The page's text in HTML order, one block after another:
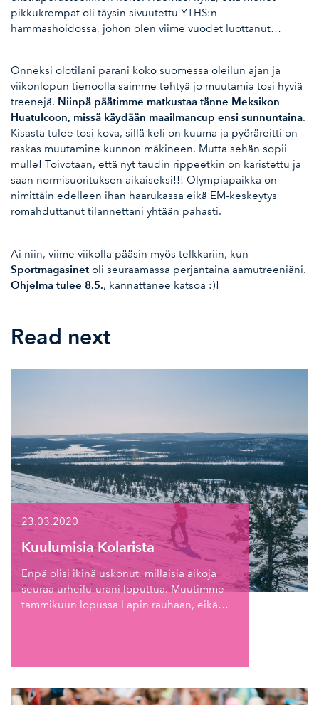
pikkukrempat oli täysin sivuutettu YTHS:n
hammashoidossa, johon olen viime vuodet luottanut…
Onneksi olotilani parani koko suomessa oleilun ajan ja
viikonlopun tienoolla saimme tehtyä jo muutamia tosi hyviä
treenejä. Niinpä päätimme matkustaa tänne Meksikon
Huatulcoon, missä käydään maailmancup ensi sunnuntaina.
Kisasta tulee tosi kova, sillä keli on kuuma ja pyöräreitti on
raskas muutamine kunnon mäkineen. Mutta sehän sopii
mulle! Toivotaan, että nyt taudin rippeetkin on karistettu ja
saan normisuorituksen aikaiseksi!!! Olympiapaikka on
nimittäin edelleen ihan haarukassa eikä EM-keskeytys
romahduttanut tilannettani yhtään pahasti.
Ai niin, viime viikolla pääsin myös telkkariin, kun
Sportmagasinet oli seuraamassa perjantaina aamutreeniäni.
Ohjelma tulee 8.5., kannattanee katsoa :)!
Read next
23.03.2020
Kuulumisia Kolarista
Enpä olisi ikinä uskonut, millaisia aikoja
seuraa urheilu-urani loputtua. Muutimme
tammikuun lopussa Lapin rauhaan, eikä…